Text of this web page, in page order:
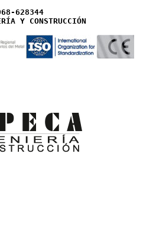
628344
Y CONSTRUCCIÓN